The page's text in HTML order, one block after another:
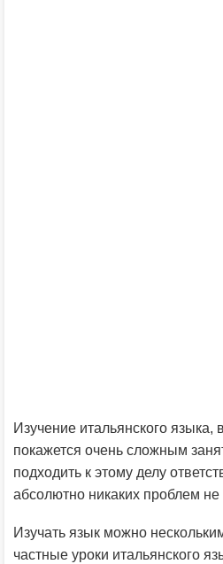
Изучение итальянского
покажется очень сложным
подходить к этому делу
абсолютно никаких проблем не
Изучать язык можно
частные уроки итальянского